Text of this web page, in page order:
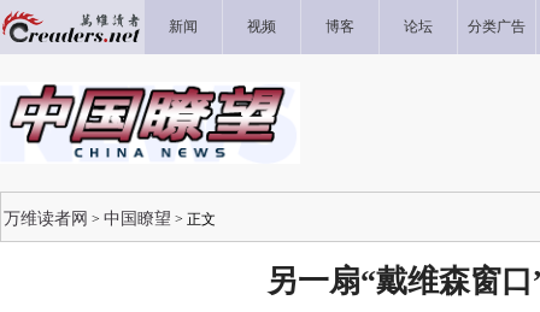
新闻 视频 博客 论坛 分类广告
万维读者网 > 中国瞭望 > 正文
另一扇“戴维森窗口